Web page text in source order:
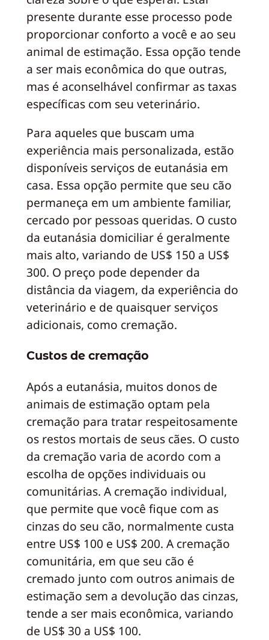
presente durante esse processo pode
proporcionar conforto a você e ao seu
animal de estimação. Essa opção tende
a ser mais econômica do que outras,
mas é aconselhável confirmar as taxas
específicas com seu veterinário.
Para aqueles que buscam uma
experiência mais personalizada, estão
disponíveis serviços de eutanásia em
casa. Essa opção permite que seu cão
permaneça em um ambiente familiar,
cercado por pessoas queridas. O custo
da eutanásia domiciliar é geralmente
mais alto, variando de US$ 150 a US$
300. O preço pode depender da
distância da viagem, da experiência do
veterinário e de quaisquer serviços
adicionais, como cremação.
Custos de cremação
Após a eutanásia, muitos donos de
animais de estimação optam pela
cremação para tratar respeitosamente
os restos mortais de seus cães. O custo
da cremação varia de acordo com a
escolha de opções individuais ou
comunitárias. A cremação individual,
que permite que você fique com as
cinzas do seu cão, normalmente custa
entre US$ 100 e US$ 200. A cremação
comunitária, em que seu cão é
cremado junto com outros animais de
estimação sem a devolução das cinzas,
tende a ser mais econômica, variando
de US$ 30 a US$ 100.